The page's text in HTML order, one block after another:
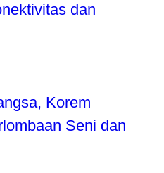
dan
Korem
Seni dan